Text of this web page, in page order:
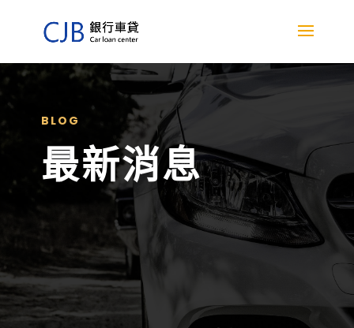
BLOG
最新消息